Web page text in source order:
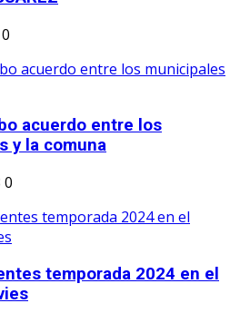
0
acuerdo entre los
y la comuna
0
temporada 2024 en el